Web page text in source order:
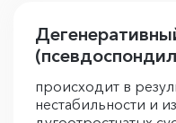
происходит в
нестабильности и